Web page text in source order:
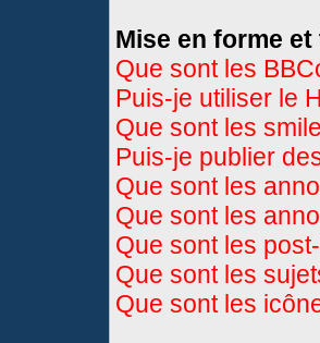
Mise en forme
Que sont les
Puis-je utiliser le
Que sont les
Puis-je publier
Que sont les
Que sont les
Que sont les
Que sont les
Que sont les